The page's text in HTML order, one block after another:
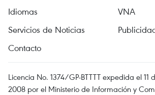
Idiomas
VNA
Servicios de Noticias
Contacto
Licencia No. 1374/GP-BTTTT expedida el 11
2008 por el Ministerio de Información y